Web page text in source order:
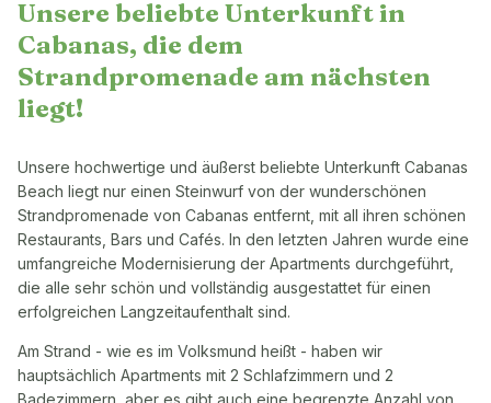
Unsere beliebte Unterkunft in
Cabanas, die dem
Strandpromenade am nächsten
liegt!
Unsere hochwertige und äußerst beliebte Unterkunft Cabanas
Beach liegt nur einen Steinwurf von der wunderschönen
Strandpromenade von Cabanas entfernt, mit all ihren schönen
Restaurants, Bars und Cafés. In den letzten Jahren wurde eine
umfangreiche Modernisierung der Apartments durchgeführt,
die alle sehr schön und vollständig ausgestattet für einen
erfolgreichen Langzeitaufenthalt sind.
Am Strand - wie es im Volksmund heißt - haben wir
hauptsächlich Apartments mit 2 Schlafzimmern und 2
Badezimmern, aber es gibt auch eine begrenzte Anzahl von